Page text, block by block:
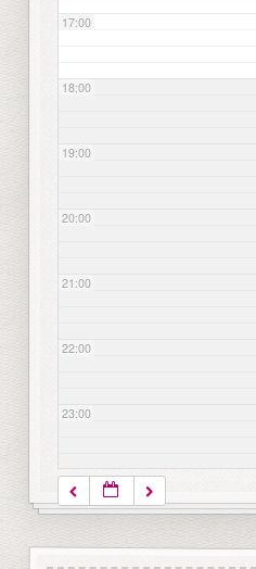
17:00
18:00
19:00
20:00
21:00
22:00
23:00